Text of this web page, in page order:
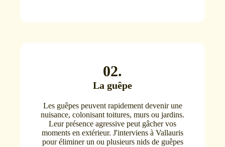
02.
La guêpe
Les guêpes peuvent rapidement devenir une
nuisance, colonisant toitures, murs ou jardins.
Leur présence agressive peut gâcher vos
moments en extérieur. J'interviens à Vallauris
pour éliminer un ou plusieurs nids de guêpes